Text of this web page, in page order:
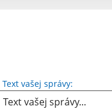
Text vašej správy: